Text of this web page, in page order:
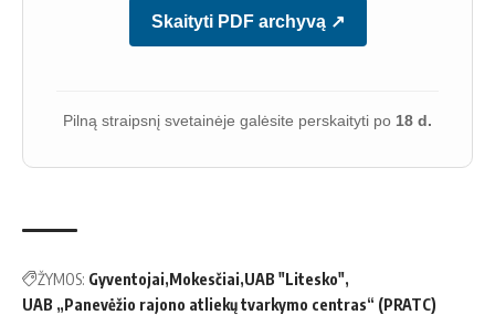
Skaityti PDF archyvą ↗
Pilną straipsnį svetainėje galėsite perskaityti po 18 d.
ŽYMOS: Gyventojai Mokesčiai UAB "Litesko"
UAB „Panevėžio rajono atliekų tvarkymo centras“ (PRATC)